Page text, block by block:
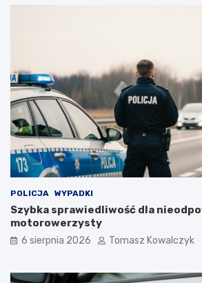
POLICJA WYPADKI
Szybka sprawiedliwość dla
motorowerzysty
6 sierpnia 2026 Tomasz Kowalczyk